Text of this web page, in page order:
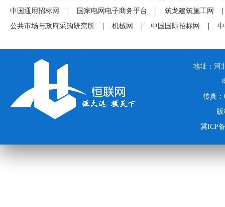
中国通用招标网
国家电网电子商务平台 筑龙建筑施工网
公共市场与政府采购研究所
机械网 中国国际招标网
地址：河
传真
冀ICP